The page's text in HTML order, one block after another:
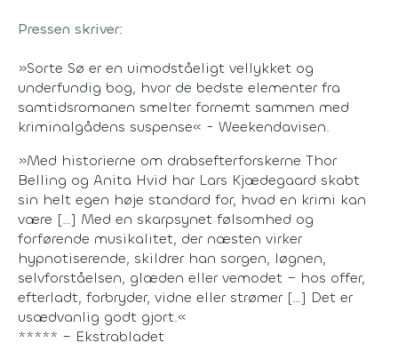
Pressen skriver:
»Sorte Sø er en uimodståeligt vellykket og
underfundig bog, hvor de bedste elementer fra
samtidsromanen smelter fornemt sammen med
kriminalgådens suspense« - Weekendavisen.
»Med historierne om drabsefterforskerne Thor
Belling og Anita Hvid har Lars Kjædegaard skabt
sin helt egen høje standard for, hvad en krimi kan
være […] Med en skarpsynet følsomhed og
forførende musikalitet, der næsten virker
hypnotiserende, skildrer han sorgen, løgnen,
selvforståelsen, glæden eller vemodet – hos offer,
efterladt, forbryder, vidne eller strømer […] Det er
usædvanlig godt gjort.«
***** – Ekstrabladet